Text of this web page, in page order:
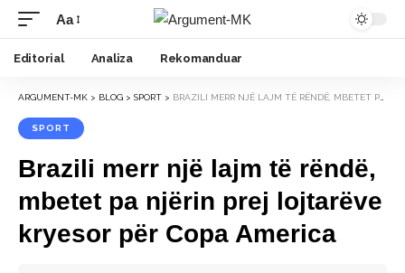
Font
Resizer
Aa
Editorial Analiza Rekomanduar
ARGUMENT-MK > BLOG > SPORT > BRAZILI MERR NJË LAJM TË RËNDË, MBETET PA NJËRIN PREJ LOJTARËVE KRYESOR PËR COPA AMERICA
SPORT
Brazili merr një lajm të rëndë,
mbetet pa njërin prej lojtarëve
kryesor për Copa America